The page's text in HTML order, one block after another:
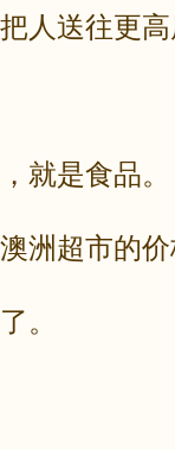
人送往更
就是食品。
洲超市的
。